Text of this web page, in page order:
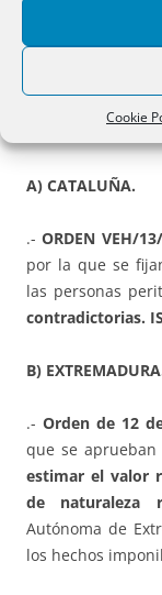
Cookie
PRIMERA
A) CATALUÑA.
.-ORDEN VEH/
por la que se
las personas
contradictorias.
B)
.-Orden de 12
que se aprueban
estimar el valor
de naturaleza
Autónoma de
los hechos